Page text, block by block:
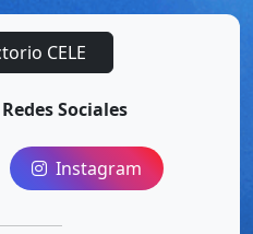
CELE
Sociales
Instagram